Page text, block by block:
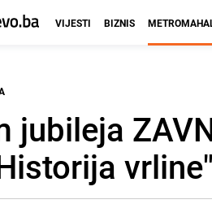
VIJESTI BIZNIS
jubileja
vrline"